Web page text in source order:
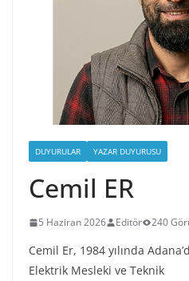
DUYURULAR YAZAR DUYURUSU
Cemil ER
5 Haziran 2026 Editör 240
Cemil Er, 1984 yılında
Elektrik Mesleki ve Teknik